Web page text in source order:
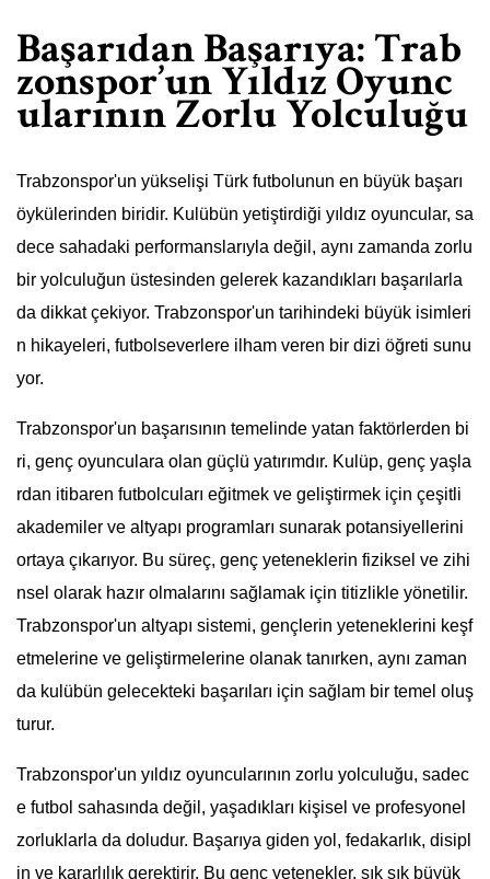
Başarıdan Başarıya: Trab
zonspor’un Yıldız Oyunc
ularının Zorlu Yolculuğu
Trabzonspor'un yükselişi Türk futbolunun en büyük başarı
öykülerinden biridir. Kulübün yetiştirdiği yıldız oyuncular, sa
dece sahadaki performanslarıyla değil, aynı zamanda zorlu
bir yolculuğun üstesinden gelerek kazandıkları başarılarla
da dikkat çekiyor. Trabzonspor'un tarihindeki büyük isimleri
n hikayeleri, futbolseverlere ilham veren bir dizi öğreti sunu
yor.
Trabzonspor'un başarısının temelinde yatan faktörlerden bi
ri, genç oyunculara olan güçlü yatırımdır. Kulüp, genç yaşla
rdan itibaren futbolcuları eğitmek ve geliştirmek için çeşitli
akademiler ve altyapı programları sunarak potansiyellerini
ortaya çıkarıyor. Bu süreç, genç yeteneklerin fiziksel ve zihi
nsel olarak hazır olmalarını sağlamak için titizlikle yönetilir.
Trabzonspor'un altyapı sistemi, gençlerin yeteneklerini keşf
etmelerine ve geliştirmelerine olanak tanırken, aynı zaman
da kulübün gelecekteki başarıları için sağlam bir temel oluş
turur.
Trabzonspor'un yıldız oyuncularının zorlu yolculuğu, sadec
e futbol sahasında değil, yaşadıkları kişisel ve profesyonel
zorluklarla da doludur. Başarıya giden yol, fedakarlık, disipl
in ve kararlılık gerektirir. Bu genç yetenekler, sık sık büyük